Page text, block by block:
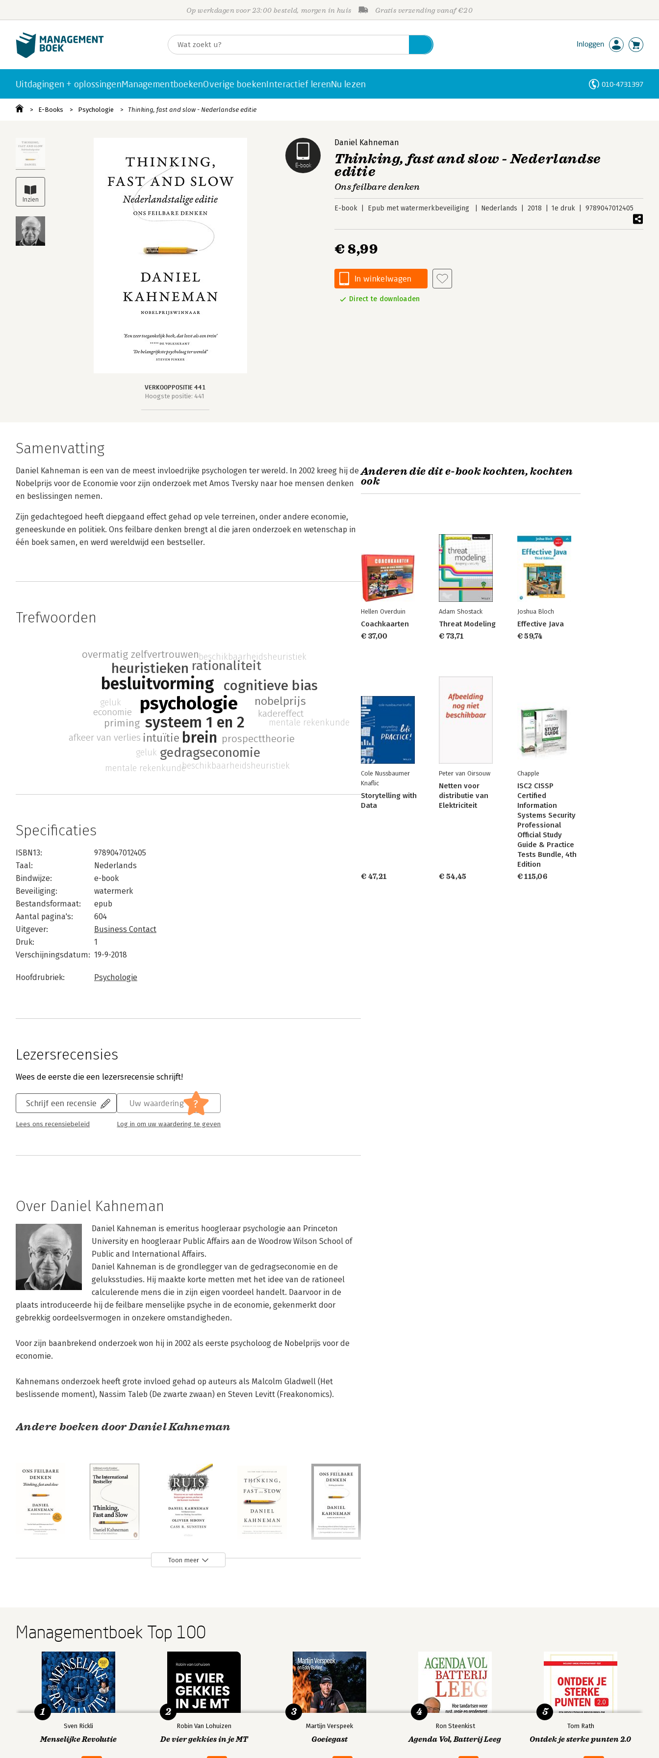
Op werkdagen voor 23:00 besteld, morgen in huis Gratis verzending vanaf €20
Inloggen
Uitdagingen + oplossingenManagementboekenOverige boekenInteractief lerenNu lezen 010-4731397
E-Books Psychologie Thinking, fast and slow - Nederlandse editie
E-book
VERKOOPPOSITIE 441
Hoogste positie: 441
Daniel Kahneman
Thinking, fast and slow - Nederlandse
editie
Ons feilbare denken
E-book Epub met watermerkbeveiliging Nederlands 2018 1e druk 9789047012405
€ 8,99
In winkelwagen
Direct te downloaden
Samenvatting
Daniel Kahneman is een van de meest invloedrijke psychologen ter wereld. In 2002 kreeg hij de
Nobelprijs voor de Economie voor zijn onderzoek met Amos Tversky naar hoe mensen denken
en beslissingen nemen.
Zijn gedachtegoed heeft diepgaand effect gehad op vele terreinen, onder andere economie,
geneeskunde en politiek. Ons feilbare denken brengt al die jaren onderzoek en wetenschap in
één boek samen, en werd wereldwijd een bestseller.
Trefwoorden
psychologie
besluitvorming
systeem 1 en 2
brein
heuristieken
cognitieve bias
rationaliteit
gedragseconomie
nobelprijs
intuïtie prospecttheorie
priming
overmatig zelfvertrouwen
kadereffect
afkeer van verlies
economie
geluk
beschikbaarheidsheuristiek
mentale rekenkunde
geluk
beschikbaarheidsheuristiek
mentale rekenkunde
Specificaties
ISBN13:
9789047012405
Taal:
Nederlands
Bindwijze:
e-book
Beveiliging:
watermerk
Bestandsformaat:
epub
Aantal pagina's:
604
Uitgever:
Business Contact
Druk:
1
Verschijningsdatum: 19-9-2018
Hoofdrubriek: Psychologie
Lezersrecensies
Wees de eerste die een lezersrecensie schrijft!
Schrijf een recensie
Lees ons recensiebeleid
Uw waardering ?
Log in om uw waardering te geven
Over Daniel Kahneman
Daniel Kahneman is emeritus hoogleraar psychologie aan Princeton
University en hoogleraar Public Affairs aan de Woodrow Wilson School of
Public and International Affairs.
Daniel Kahneman is de grondlegger van de gedragseconomie en de
geluksstudies. Hij maakte korte metten met het idee van de rationeel
calculerende mens die in zijn eigen voordeel handelt. Daarvoor in de
plaats introduceerde hij de feilbare menselijke psyche in de economie, gekenmerkt door
gebrekkig oordeelsvermogen in onzekere omstandigheden.
Voor zijn baanbrekend onderzoek won hij in 2002 als eerste psycholoog de Nobelprijs voor de
economie.
Kahnemans onderzoek heeft grote invloed gehad op auteurs als Malcolm Gladwell (Het
beslissende moment), Nassim Taleb (De zwarte zwaan) en Steven Levitt (Freakonomics).
Andere boeken door Daniel Kahneman
RUIS
Toon meer
Anderen die dit e-book kochten, kochten
ook
Hellen Overduin
Coachkaarten
€ 37,00
Adam Shostack
Threat Modeling
€ 73,71
Joshua Bloch
Effective Java
€ 59,74
Cole Nussbaumer
Knaflic
Storytelling with
Data
€ 47,21
Peter van Oirsouw
Netten voor
distributie van
Elektriciteit
€ 54,45
Chapple
ISC2 CISSP
Certified
Information
Systems Security
Professional
Official Study
Guide & Practice
Tests Bundle, 4th
Edition
€ 115,06
Managementboek Top 100
Sven Rickli
Menselijke Revolutie
1
Robin Van Lohuizen
De vier gekkies in je MT
2
Martijn Verspeek
Goeiegast
3
Ron Steenkist
Agenda Vol, Batterij Leeg
4
Tom Rath
Ontdek je sterke punten 2.0
5
Personen